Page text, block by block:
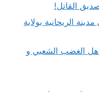
القاتل!
الريحانية بولاية
الغضب الشعبي و